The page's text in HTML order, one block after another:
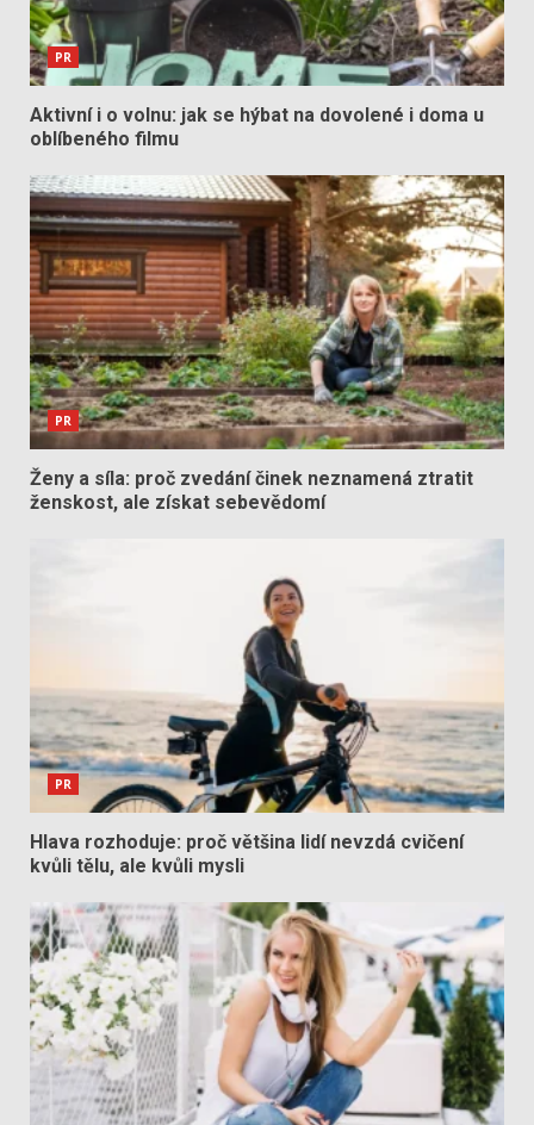
PR
Aktivní i o volnu: jak se hýbat na dovolené i doma u
oblíbeného filmu
PR
Ženy a síla: proč zvedání činek neznamená ztratit
ženskost, ale získat sebevědomí
PR
Hlava rozhoduje: proč většina lidí nevzdá cvičení
kvůli tělu, ale kvůli mysli